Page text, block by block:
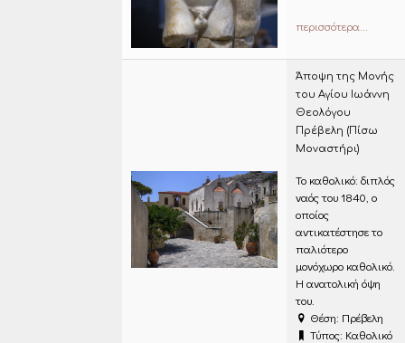
περισσότερα...
Άποψη της Μονής
του Αγίου Ιωάννη
Θεολόγου
Πρέβελη (Πίσω
Μοναστήρι)
Το καθολικό: διπλός
ναός του 1840, ο
οποίος
αντικατέστησε το
παλιότερο
μονόχωρο καθολικό.
Η ανατολική όψη
του.
Θέση: Πρέβελη
Τύπος: Καθολικό